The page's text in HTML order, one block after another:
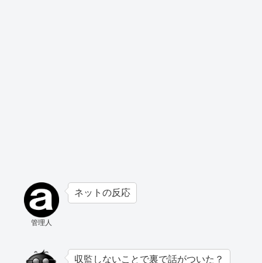
管理人
ネットの反応
収監しないことで裏で話がついた？